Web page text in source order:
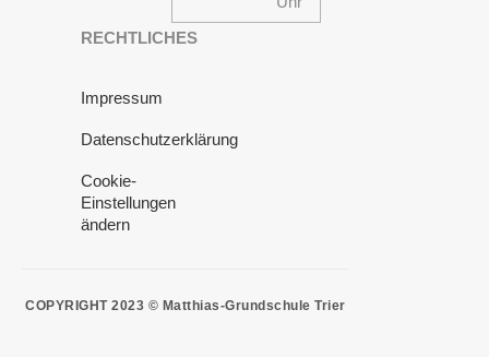
RECHTLICHES
Impressum
Datenschutzerklärung
Cookie-
Einstellungen
ändern
COPYRIGHT 2023 © Matthias-Grundschule Trier